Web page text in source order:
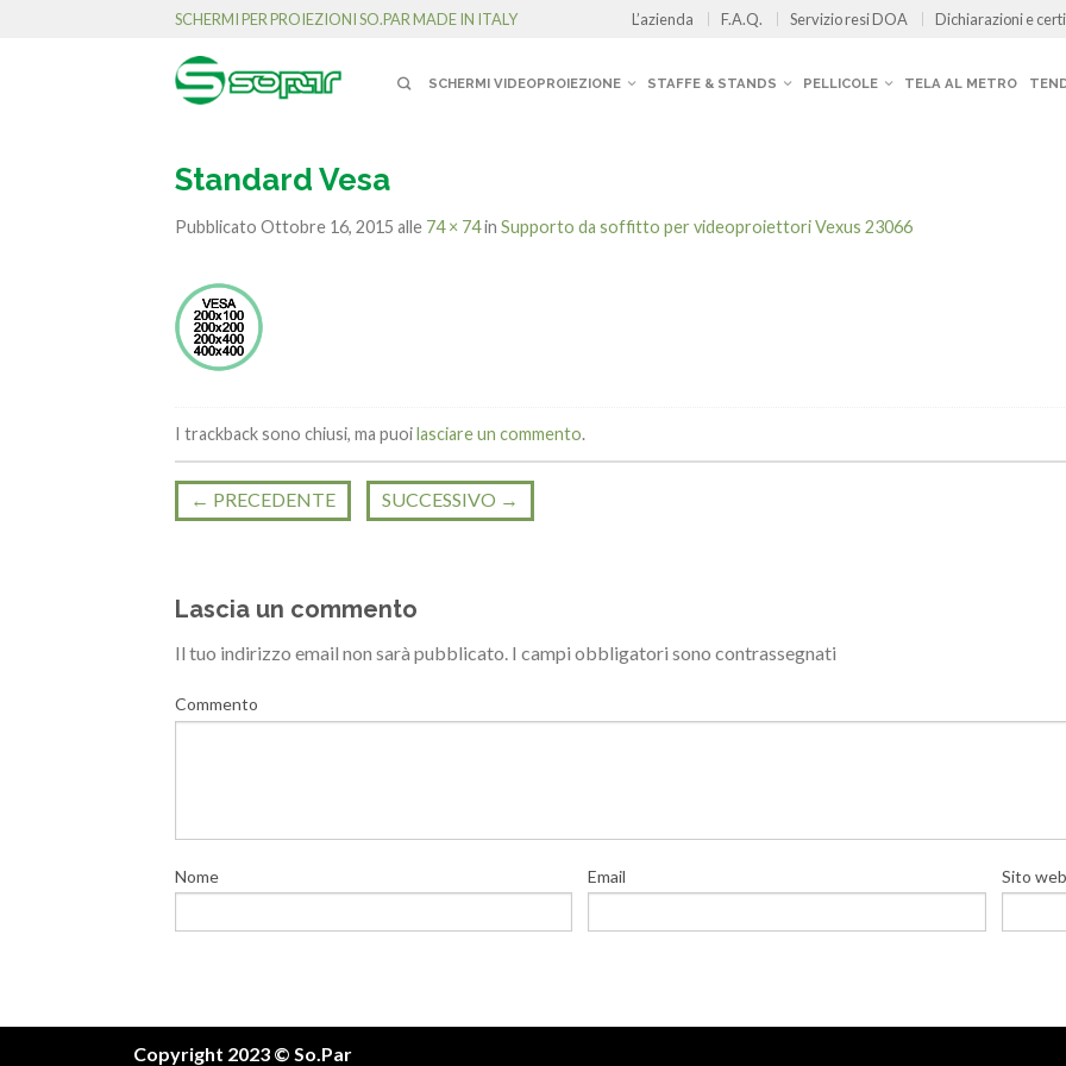
SCHERMI PER PROIEZIONI SO.PAR MADE IN ITALY L’azienda F.A.Q. Servizio resi DOA Dichiarazioni e
SCHERMI VIDEOPROIEZIONE STAFFE & STANDS PELLICOLE TELA AL METRO
Standard Vesa
Pubblicato Ottobre 16, 2015 alle 74 × 74in Supporto da soffitto per videoproiettori Vexus 23066
I trackback sono chiusi, ma puoilasciare un commento.
← PRECEDENTE SUCCESSIVO →
Lascia un commento
Il tuo indirizzo email non sarà pubblicato. I campi obbligatori sono contrassegnati
Commento
Nome Email Sito web
Copyright 2023 © So.Par